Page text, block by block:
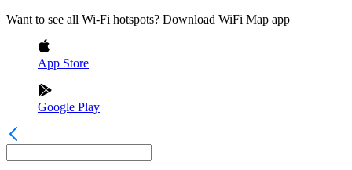
Want to see all Wi-Fi hotspots? Download WiFi Map app
App Store
Google Play